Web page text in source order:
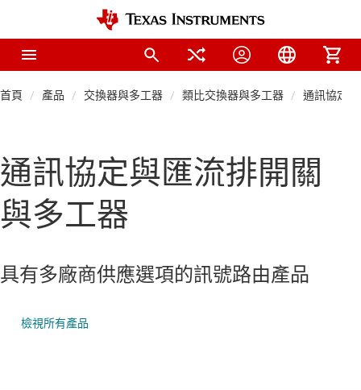
首頁 產品 交換器與多工器 類比交換器與多工器 通訊協定
通訊協定與匯流排開關
與多工器
具有多廠商供應選項的訊號路由產品
檢視所有產品